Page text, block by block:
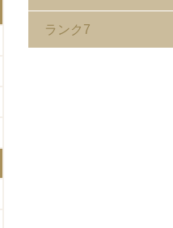
ランク7